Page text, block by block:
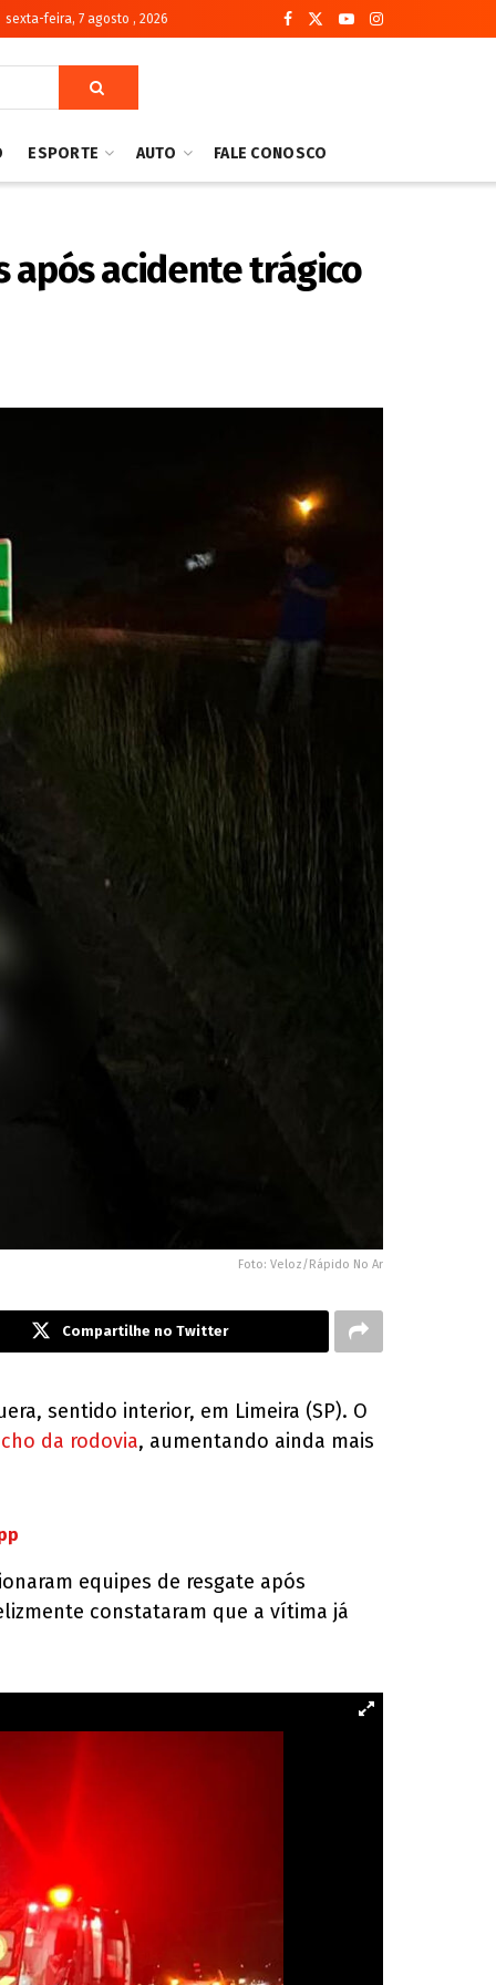
sexta-feira, 7 agosto , 2026
ESPORTE AUTO FALE CONOSCO
após acidente trágico
Foto: Veloz/Rápido No Ar
Compartilhe no Twitter
sentido interior, em Limeira (SP). O
da rodovia, aumentando ainda mais
equipes de resgate após
constataram que a vítima já